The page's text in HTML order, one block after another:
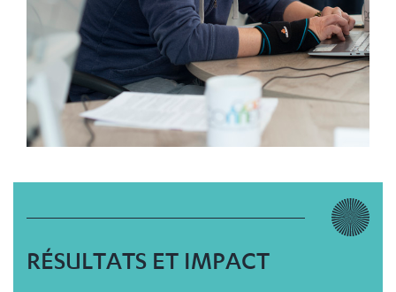
RÉSULTATS ET IMPACT